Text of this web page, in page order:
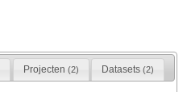
Projecten (2) Datasets (2)